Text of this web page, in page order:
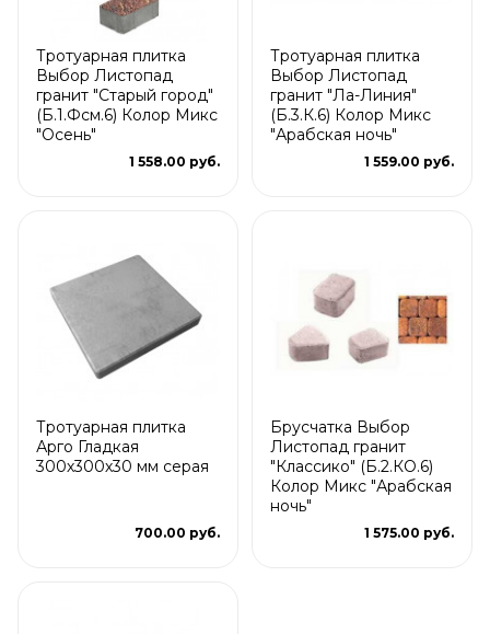
Тротуарная плитка
Выбор Листопад
гранит "Старый город"
(Б.1.Фсм.6) Колор Микс
"Осень"
1 558.00 руб.
Тротуарная плитка
Выбор Листопад
гранит "Ла-Линия"
(Б.3.К.6) Колор Микс
"Арабская ночь"
1 559.00 руб.
Тротуарная плитка
Арго Гладкая
300х300х30 мм серая
700.00 руб.
Брусчатка Выбор
Листопад гранит
"Классико" (Б.2.КО.6)
Колор Микс "Арабская
ночь"
1 575.00 руб.